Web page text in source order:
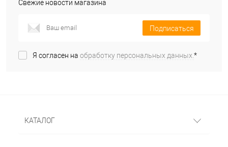
Свежие новости магазина
Подписаться
Я согласен на обработку персональных данных.*
КАТАЛОГ